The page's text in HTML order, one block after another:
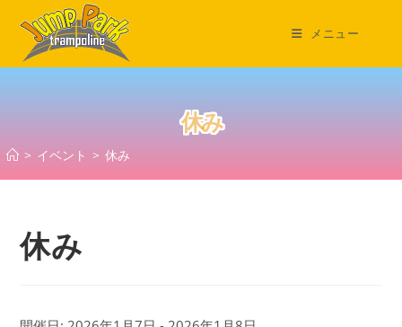
ス
メニュー
休み
> イベント > 休み
休み